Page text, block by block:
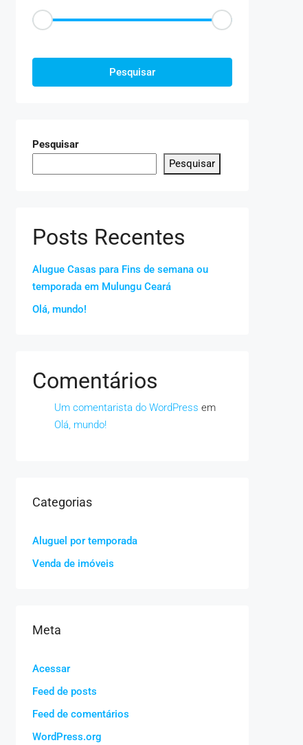
Pesquisar
Pesquisar
Pesquisar
Posts Recentes
Alugue Casas para Fins de semana ou
temporada em Mulungu Ceará
Olá, mundo!
Comentários
Um comentarista do WordPress em
Olá, mundo!
Categorias
Aluguel por temporada
Venda de imóveis
Meta
Acessar
Feed de posts
Feed de comentários
WordPress.org